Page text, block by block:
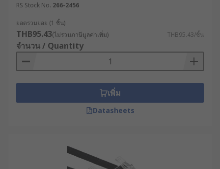
RS Stock No. 266-2456
ยอดรวมย่อย (1 ชิ้น)
THB95.43(ไม่รวมภาษีมูลค่าเพิ่ม) THB95.43/ชิ้น
จำนวน / Quantity
เพิ่ม
Datasheets